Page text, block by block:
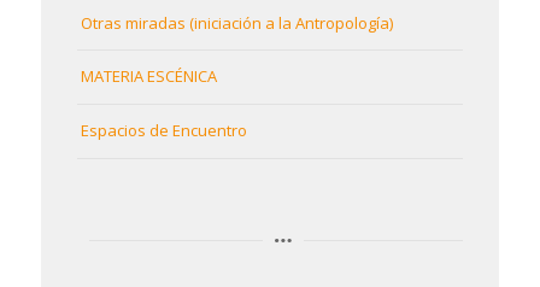
Otras miradas (iniciación a la Antropología)
MATERIA ESCÉNICA
Espacios de Encuentro